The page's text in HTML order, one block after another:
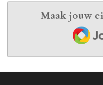
Maak jouw